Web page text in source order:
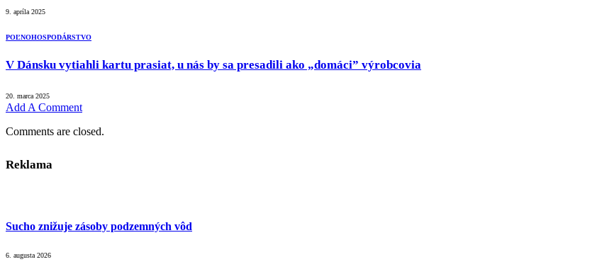
9. apríla 2025
POĽNOHOSPODÁRSTVO
V Dánsku vytiahli kartu prasiat, u nás by sa presadili ako „domáci” výrobcovia
20. marca 2025
Add A Comment
Comments are closed.
Reklama
Sucho znižuje zásoby podzemných vôd
6. augusta 2026